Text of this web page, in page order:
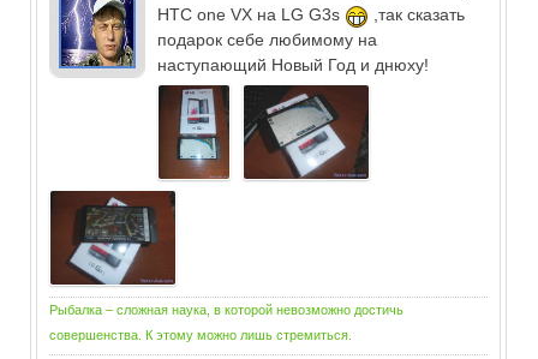
HTC one VX на LG G3s
,так сказать
подарок себе любимому на
наступающий Новый Год и днюху!
Рыбалка – сложная наука, в которой невозможно достичь
совершенства. К этому можно лишь стремиться.